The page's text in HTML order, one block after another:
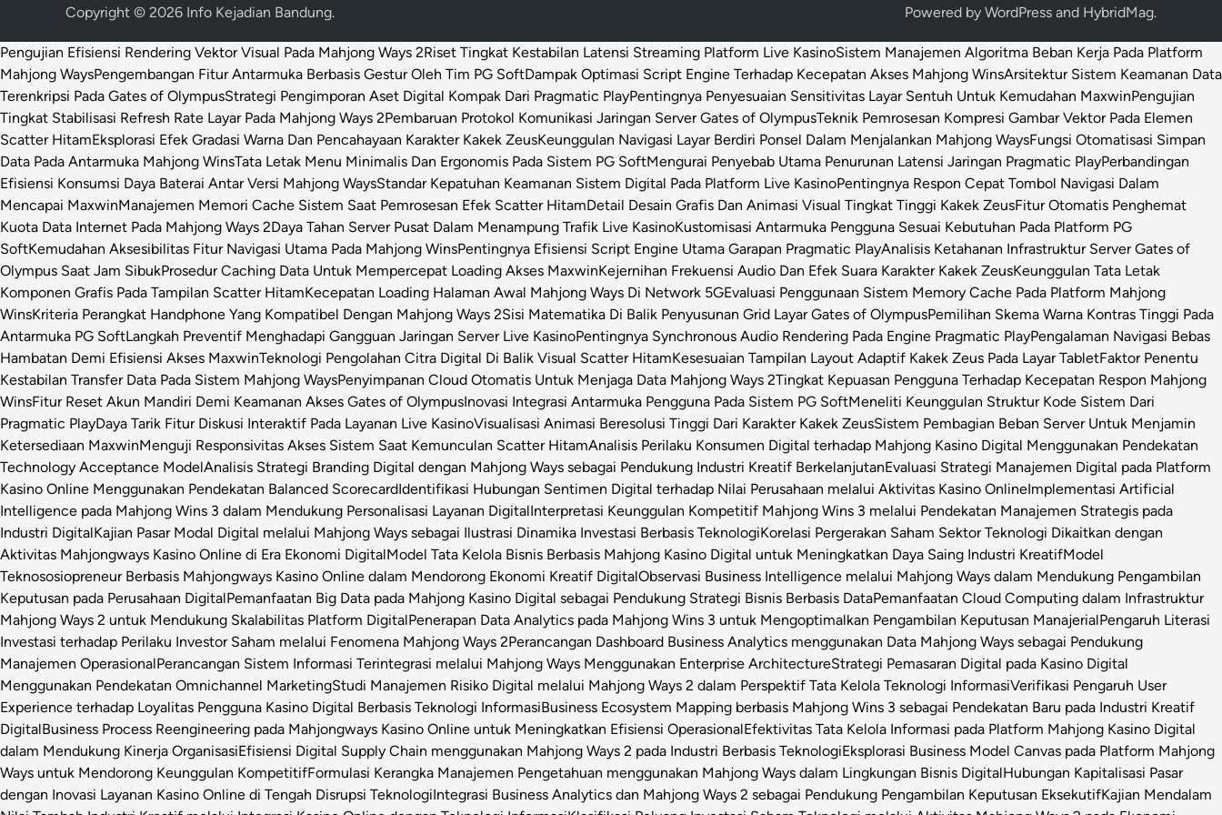
Copyright © 2026 Info Kejadian Bandung. Powered by WordPress and HybridMag.
Pengujian Efisiensi Rendering Vektor Visual Pada Mahjong Ways 2Riset Tingkat Kestabilan Latensi Streaming Platform Live KasinoSistem Manajemen Algoritma Beban Kerja Pada Platform
Mahjong WaysPengembangan Fitur Antarmuka Berbasis Gestur Oleh Tim PG SoftDampak Optimasi Script Engine Terhadap Kecepatan Akses Mahjong WinsArsitektur Sistem Keamanan Data
Terenkripsi Pada Gates of OlympusStrategi Pengimporan Aset Digital Kompak Dari Pragmatic PlayPentingnya Penyesuaian Sensitivitas Layar Sentuh Untuk Kemudahan MaxwinPengujian
Tingkat Stabilisasi Refresh Rate Layar Pada Mahjong Ways 2Pembaruan Protokol Komunikasi Jaringan Server Gates of OlympusTeknik Pemrosesan Kompresi Gambar Vektor Pada Elemen
Scatter HitamEksplorasi Efek Gradasi Warna Dan Pencahayaan Karakter Kakek ZeusKeunggulan Navigasi Layar Berdiri Ponsel Dalam Menjalankan Mahjong WaysFungsi Otomatisasi Simpan
Data Pada Antarmuka Mahjong WinsTata Letak Menu Minimalis Dan Ergonomis Pada Sistem PG SoftMengurai Penyebab Utama Penurunan Latensi Jaringan Pragmatic PlayPerbandingan
Efisiensi Konsumsi Daya Baterai Antar Versi Mahjong WaysStandar Kepatuhan Keamanan Sistem Digital Pada Platform Live KasinoPentingnya Respon Cepat Tombol Navigasi Dalam
Mencapai MaxwinManajemen Memori Cache Sistem Saat Pemrosesan Efek Scatter HitamDetail Desain Grafis Dan Animasi Visual Tingkat Tinggi Kakek ZeusFitur Otomatis Penghemat
Kuota Data Internet Pada Mahjong Ways 2Daya Tahan Server Pusat Dalam Menampung Trafik Live KasinoKustomisasi Antarmuka Pengguna Sesuai Kebutuhan Pada Platform PG
SoftKemudahan Aksesibilitas Fitur Navigasi Utama Pada Mahjong WinsPentingnya Efisiensi Script Engine Utama Garapan Pragmatic PlayAnalisis Ketahanan Infrastruktur Server Gates of
Olympus Saat Jam SibukProsedur Caching Data Untuk Mempercepat Loading Akses MaxwinKejernihan Frekuensi Audio Dan Efek Suara Karakter Kakek ZeusKeunggulan Tata Letak
Komponen Grafis Pada Tampilan Scatter HitamKecepatan Loading Halaman Awal Mahjong Ways Di Network 5GEvaluasi Penggunaan Sistem Memory Cache Pada Platform Mahjong
WinsKriteria Perangkat Handphone Yang Kompatibel Dengan Mahjong Ways 2Sisi Matematika Di Balik Penyusunan Grid Layar Gates of OlympusPemilihan Skema Warna Kontras Tinggi Pada
Antarmuka PG SoftLangkah Preventif Menghadapi Gangguan Jaringan Server Live KasinoPentingnya Synchronous Audio Rendering Pada Engine Pragmatic PlayPengalaman Navigasi Bebas
Hambatan Demi Efisiensi Akses MaxwinTeknologi Pengolahan Citra Digital Di Balik Visual Scatter HitamKesesuaian Tampilan Layout Adaptif Kakek Zeus Pada Layar TabletFaktor Penentu
Kestabilan Transfer Data Pada Sistem Mahjong WaysPenyimpanan Cloud Otomatis Untuk Menjaga Data Mahjong Ways 2Tingkat Kepuasan Pengguna Terhadap Kecepatan Respon Mahjong
WinsFitur Reset Akun Mandiri Demi Keamanan Akses Gates of OlympusInovasi Integrasi Antarmuka Pengguna Pada Sistem PG SoftMeneliti Keunggulan Struktur Kode Sistem Dari
Pragmatic PlayDaya Tarik Fitur Diskusi Interaktif Pada Layanan Live KasinoVisualisasi Animasi Beresolusi Tinggi Dari Karakter Kakek ZeusSistem Pembagian Beban Server Untuk Menjamin
Ketersediaan MaxwinMenguji Responsivitas Akses Sistem Saat Kemunculan Scatter HitamAnalisis Perilaku Konsumen Digital terhadap Mahjong Kasino Digital Menggunakan Pendekatan
Technology Acceptance ModelAnalisis Strategi Branding Digital dengan Mahjong Ways sebagai Pendukung Industri Kreatif BerkelanjutanEvaluasi Strategi Manajemen Digital pada Platform
Kasino Online Menggunakan Pendekatan Balanced ScorecardIdentifikasi Hubungan Sentimen Digital terhadap Nilai Perusahaan melalui Aktivitas Kasino OnlineImplementasi Artificial
Intelligence pada Mahjong Wins 3 dalam Mendukung Personalisasi Layanan DigitalInterpretasi Keunggulan Kompetitif Mahjong Wins 3 melalui Pendekatan Manajemen Strategis pada
Industri DigitalKajian Pasar Modal Digital melalui Mahjong Ways sebagai Ilustrasi Dinamika Investasi Berbasis TeknologiKorelasi Pergerakan Saham Sektor Teknologi Dikaitkan dengan
Aktivitas Mahjongways Kasino Online di Era Ekonomi DigitalModel Tata Kelola Bisnis Berbasis Mahjong Kasino Digital untuk Meningkatkan Daya Saing Industri KreatifModel
Teknososiopreneur Berbasis Mahjongways Kasino Online dalam Mendorong Ekonomi Kreatif DigitalObservasi Business Intelligence melalui Mahjong Ways dalam Mendukung Pengambilan
Keputusan pada Perusahaan DigitalPemanfaatan Big Data pada Mahjong Kasino Digital sebagai Pendukung Strategi Bisnis Berbasis DataPemanfaatan Cloud Computing dalam Infrastruktur
Mahjong Ways 2 untuk Mendukung Skalabilitas Platform DigitalPenerapan Data Analytics pada Mahjong Wins 3 untuk Mengoptimalkan Pengambilan Keputusan ManajerialPengaruh Literasi
Investasi terhadap Perilaku Investor Saham melalui Fenomena Mahjong Ways 2Perancangan Dashboard Business Analytics menggunakan Data Mahjong Ways sebagai Pendukung
Manajemen OperasionalPerancangan Sistem Informasi Terintegrasi melalui Mahjong Ways Menggunakan Enterprise ArchitectureStrategi Pemasaran Digital pada Kasino Digital
Menggunakan Pendekatan Omnichannel MarketingStudi Manajemen Risiko Digital melalui Mahjong Ways 2 dalam Perspektif Tata Kelola Teknologi InformasiVerifikasi Pengaruh User
Experience terhadap Loyalitas Pengguna Kasino Digital Berbasis Teknologi InformasiBusiness Ecosystem Mapping berbasis Mahjong Wins 3 sebagai Pendekatan Baru pada Industri Kreatif
DigitalBusiness Process Reengineering pada Mahjongways Kasino Online untuk Meningkatkan Efisiensi OperasionalEfektivitas Tata Kelola Informasi pada Platform Mahjong Kasino Digital
dalam Mendukung Kinerja OrganisasiEfisiensi Digital Supply Chain menggunakan Mahjong Ways 2 pada Industri Berbasis TeknologiEksplorasi Business Model Canvas pada Platform Mahjong
Ways untuk Mendorong Keunggulan KompetitifFormulasi Kerangka Manajemen Pengetahuan menggunakan Mahjong Ways dalam Lingkungan Bisnis DigitalHubungan Kapitalisasi Pasar
dengan Inovasi Layanan Kasino Online di Tengah Disrupsi TeknologiIntegrasi Business Analytics dan Mahjong Ways 2 sebagai Pendukung Pengambilan Keputusan EksekutifKajian Mendalam